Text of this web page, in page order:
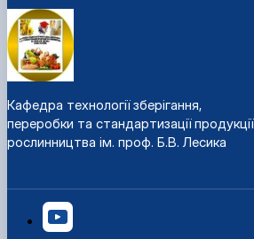
Кафедра технології зберігання,
переробки та стандартизації продукції
рослинництва ім. проф. Б.В. Лесика